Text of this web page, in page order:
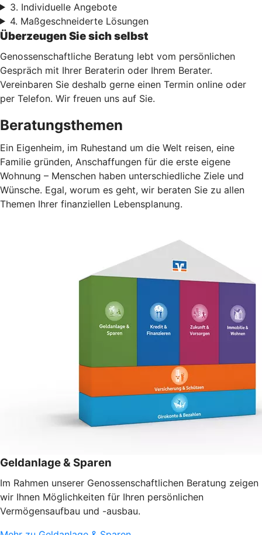
3. Individuelle Angebote
4. Maßgeschneiderte Lösungen
Überzeugen Sie sich selbst
Genossenschaftliche Beratung lebt vom persönlichen
Gespräch mit Ihrer Beraterin oder Ihrem Berater.
Vereinbaren Sie deshalb gerne einen Termin online oder
per Telefon. Wir freuen uns auf Sie.
Beratungsthemen
Ein Eigenheim, im Ruhestand um die Welt reisen, eine
Familie gründen, Anschaffungen für die erste eigene
Wohnung – Menschen haben unterschiedliche Ziele und
Wünsche. Egal, worum es geht, wir beraten Sie zu allen
Themen Ihrer finanziellen Lebensplanung.
Geldanlage & Sparen
Im Rahmen unserer Genossenschaftlichen Beratung zeigen
wir Ihnen Möglichkeiten für Ihren persönlichen
Vermögensaufbau und -ausbau.